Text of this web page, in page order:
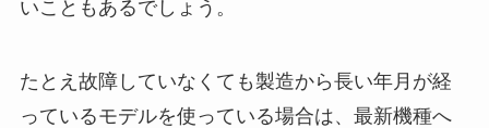
いこともあるでしょう。
たとえ故障していなくても製造から長い年月が経
っているモデルを使っている場合は、最新機種へ